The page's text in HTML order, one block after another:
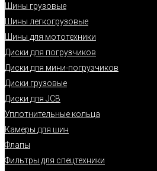
Шины грузовые
Шины легкогрузовые
Шины для мототехники
Диски для погрузчиков
Диски для мини-погрузчиков
Диски грузовые
Диски для JCB
Уплотнительные кольца
Камеры для шин
Флапы
Фильтры для спецтехники